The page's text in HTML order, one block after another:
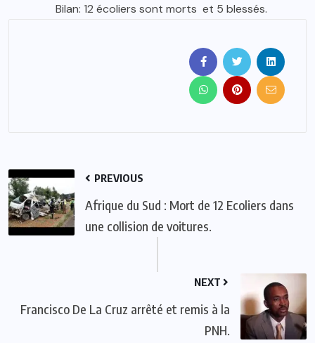
Bilan: 12 écoliers sont morts et 5 blessés.
PREVIOUS
Afrique du Sud : Mort de 12 Ecoliers dans
une collision de voitures.
NEXT
Francisco De La Cruz arrêté et remis à la
PNH.